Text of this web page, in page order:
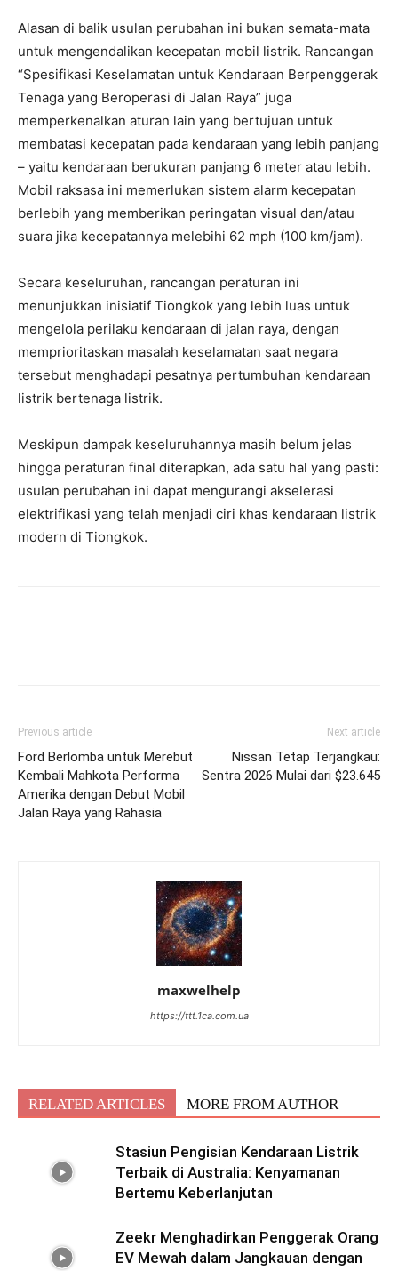
Alasan di balik usulan perubahan ini bukan semata-mata
untuk mengendalikan kecepatan mobil listrik. Rancangan
“Spesifikasi Keselamatan untuk Kendaraan Berpenggerak
Tenaga yang Beroperasi di Jalan Raya” juga
memperkenalkan aturan lain yang bertujuan untuk
membatasi kecepatan pada kendaraan yang lebih panjang
– yaitu kendaraan berukuran panjang 6 meter atau lebih.
Mobil raksasa ini memerlukan sistem alarm kecepatan
berlebih yang memberikan peringatan visual dan/atau
suara jika kecepatannya melebihi 62 mph (100 km/jam).
Secara keseluruhan, rancangan peraturan ini
menunjukkan inisiatif Tiongkok yang lebih luas untuk
mengelola perilaku kendaraan di jalan raya, dengan
memprioritaskan masalah keselamatan saat negara
tersebut menghadapi pesatnya pertumbuhan kendaraan
listrik bertenaga listrik.
Meskipun dampak keseluruhannya masih belum jelas
hingga peraturan final diterapkan, ada satu hal yang pasti:
usulan perubahan ini dapat mengurangi akselerasi
elektrifikasi yang telah menjadi ciri khas kendaraan listrik
modern di Tiongkok.
Previous article
Ford Berlomba untuk Merebut
Kembali Mahkota Performa
Amerika dengan Debut Mobil
Jalan Raya yang Rahasia
Next article
Nissan Tetap Terjangkau:
Sentra 2026 Mulai dari $23.645
maxwelhelp
https://ttt.1ca.com.ua
RELATED ARTICLES MORE FROM AUTHOR
Stasiun Pengisian Kendaraan Listrik
Terbaik di Australia: Kenyamanan
Bertemu Keberlanjutan
Zeekr Menghadirkan Penggerak Orang
EV Mewah dalam Jangkauan dengan